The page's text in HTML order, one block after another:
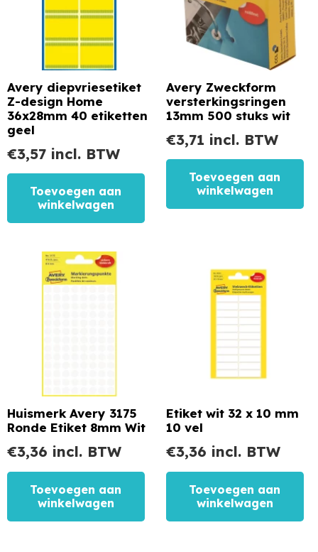
Avery diepvriesetiket
Z-design Home
36x28mm 40 etiketten
geel
€3,57 incl. BTW
Toevoegen aan
winkelwagen
Avery Zweckform
versterkingsringen
13mm 500 stuks wit
€3,71 incl. BTW
Toevoegen aan
winkelwagen
Huismerk Avery 3175
Ronde Etiket 8mm Wit
€3,36 incl. BTW
Toevoegen aan
winkelwagen
Etiket wit 32 x 10 mm
10 vel
€3,36 incl. BTW
Toevoegen aan
winkelwagen